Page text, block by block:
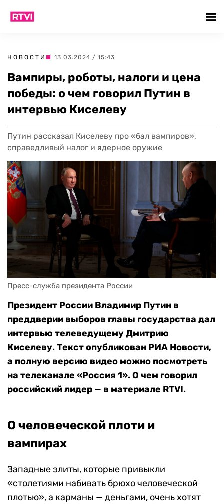
НОВОСТИ | 13.03.2024 / 15:43
Вампиры, роботы, налоги и цена
победы: о чем говорил Путин в
интервью Киселеву
Путин рассказал Киселеву про «бал вампиров»,
справедливый налог и ядерное оружие
Пресс-служба президента России
Президент России Владимир Путин в
преддверии выборов главы государства дал
интервью телеведущему Дмитрию
Киселеву. Текст опубликован РИА Новости,
а полную версию видео можно посмотреть
на телеканале «Россия 1». О чем говорил
российский лидер — в материале RTVI.
О человеческой плоти и
вампирах
Западные элиты, которые привыкли
«столетиями набивать брюхо человеческой
плотью», а карманы — деньгами, очень хотят